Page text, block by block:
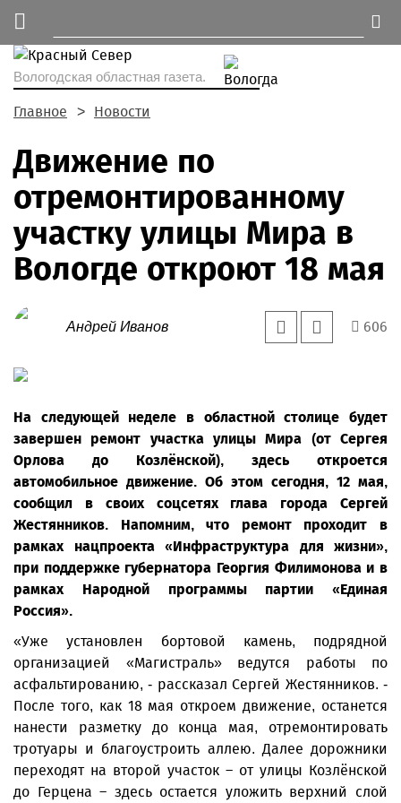
Вологодская областная газета.
Главное Новости
Движение по
отремонтированному
участку улицы Мира в
Вологде откроют 18 мая
Андрей Иванов 606
На следующей неделе в областной столице будет
завершен ремонт участка улицы Мира (от Сергея
Орлова до Козлёнской), здесь откроется
автомобильное движение. Об этом сегодня, 12 мая,
сообщил в своих соцсетях глава города Сергей
Жестянников. Напомним, что ремонт проходит в
рамках нацпроекта «Инфраструктура для жизни»,
при поддержке губернатора Георгия Филимонова и в
рамках Народной программы партии «Единая
Россия».
«Уже установлен бортовой камень, подрядной
организацией «Магистраль» ведутся работы по
асфальтированию, - рассказал Сергей Жестянников. -
После того, как 18 мая откроем движение, останется
нанести разметку до конца мая, отремонтировать
тротуары и благоустроить аллею. Далее дорожники
переходят на второй участок – от улицы Козлёнской
до Герцена – здесь остается уложить верхний слой